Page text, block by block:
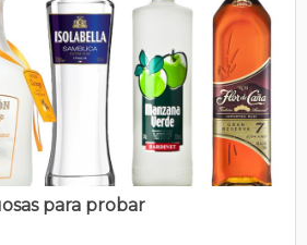
para probar